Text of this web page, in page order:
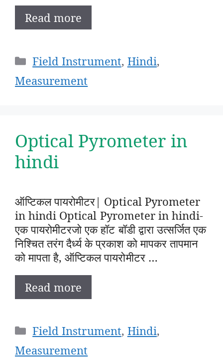
Read more
Categories
Field Instrument, Hindi,
Measurement
Optical Pyrometer in
hindi
ऑप्टिकल पायरोमीटर| Optical Pyrometer
in hindi Optical Pyrometer in hindi-
एक पायरोमीटरजो एक हॉट बॉडी द्वारा उत्सर्जित एक
निश्चित तरंग दैर्ध्य के प्रकाश को मापकर तापमान
को मापता है, ऑप्टिकल पायरोमीटर …
Read more
Categories
Field Instrument, Hindi,
Measurement